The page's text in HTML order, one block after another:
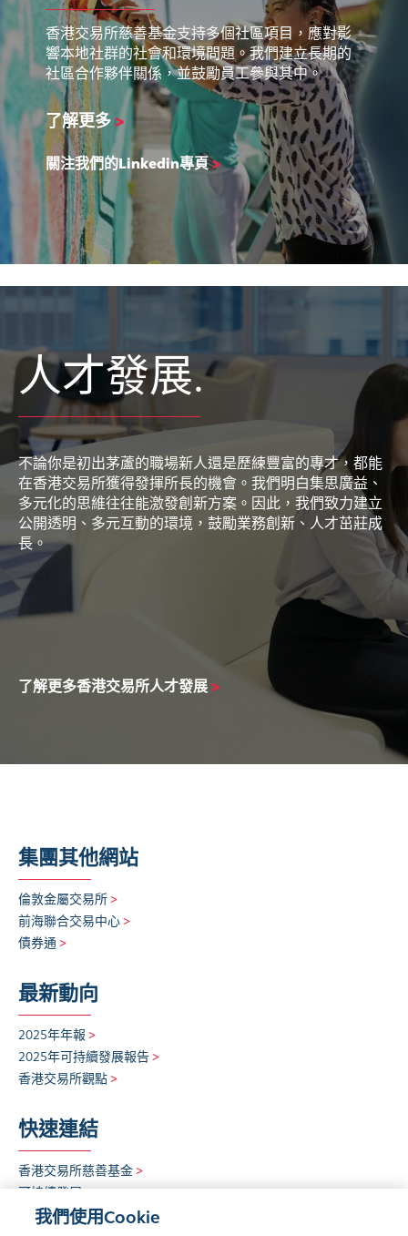
香港交易所慈善基金支持多個社區項目，應對影
響本地社群的社會和環境問題。我們建立長期的
社區合作夥伴關係，並鼓勵員工參與其中。
了解更多>
關注我們的Linkedin專頁>
人才發展.
不論你是初出茅蘆的職場新人還是歷練豐富的專才，都能
在香港交易所獲得發揮所長的機會。我們明白集思廣益、
多元化的思維往往能激發創新方案。因此，我們致力建立
公開透明、多元互動的環境，鼓勵業務創新、人才茁莊成
長。
了解更多香港交易所人才發展 >
集團其他網站
倫敦金屬交易所>
前海聯合交易中心>
債券通 >
最新動向
2025年年報 >
2025年可持續發展報告>
香港交易所觀點>
快速連結
香港交易所慈善基金>
可持續發展>
招聘欄>
我們使用Cookie